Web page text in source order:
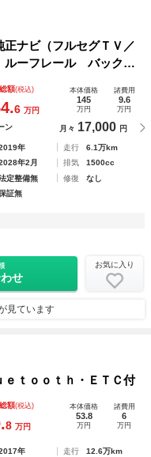
ナビ（フルセグＴＶ／
ルーフレール バックカ
ドライト ＥＴＣ ド
ルミホイール フォグラ
額(税込)
6 万円
本体価格
145
万円
諸費用
9.6
万円
ン 月々 17,000 円
年 走行
6.1万km
年2月 排気
1500cc
定整備無 修復
なし
証無
せ
お気に入り
見ています
ｔｏｏｔｈ・ＥＴＣ付
額(税込)
8 万円
本体価格
53.8
万円
諸費用
6
万円
年 走行
12.6万km